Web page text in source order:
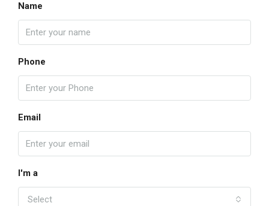
Name
Phone
Email
I'm a
Select